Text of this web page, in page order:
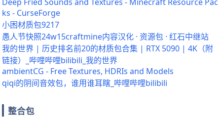
ks - CurseForge
小困材质包9217
愚人节快照24w15craftmine内容汉化 · 资源包 · 红石中继站
我的世界 | 历史排名前20的材质包合集 | RTX 5090 | 4K（附
链接）_哔哩哔哩bilibili_我的世界
ambientCG - Free Textures, HDRIs and Models
qiqi的阴间音效包，谁用谁耳瞎_哔哩哔哩bilibili
整合包